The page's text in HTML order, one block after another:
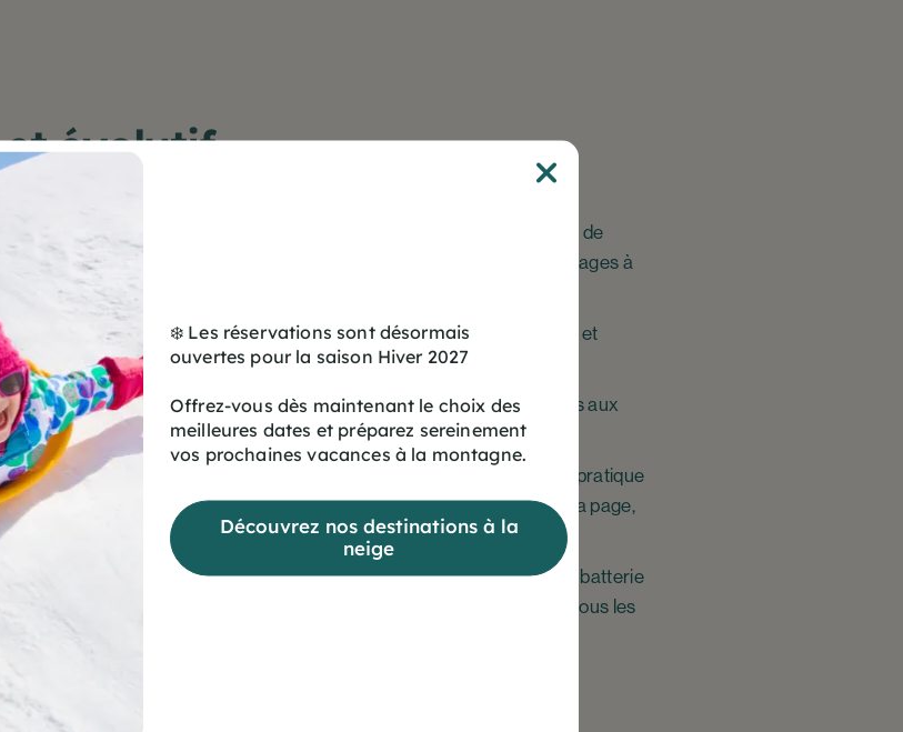
❄️ Les réservations sont désormais
ouvertes pour la saison Hiver 2027
Offrez-vous dès maintenant le choix des
meilleures dates et préparez sereinement
vos prochaines vacances à la montagne.
Découvrez nos destinations à la
neige
évolutif …
venons d’aborder, les
offrent de nombreuses opportunités de
pour gagner en confort, d’ajouter des garde-boues ou des porte-bagages à
adapté à l’installation d’un bikepacking simple, à l’aide de scratchs et
font de plus en plus innovantes et proposent de nombreuses panoplies aux
pour des sorties route ou nature !
(VAE) gagne elle aussi du terrain. Ce sujet a démocratisé la pratique
! Et bonne surprise, les constructeurs de musculaires se mettent à la page,
un avantage supplémentaire auxgravel, qui, dotés d’un bloc moteur à batterie
d’autonomie, pour des sorties sur plusieurs jours et adaptées à tous les